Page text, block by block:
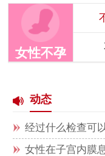
女性不孕
动态
经过什么检查可
女性在子宫内膜